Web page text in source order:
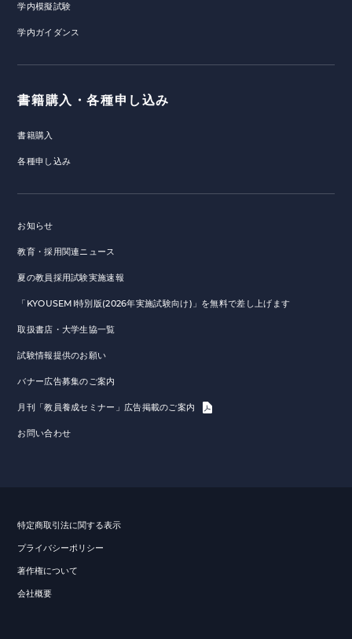
学内模擬試験
学内ガイダンス
書籍購入・各種申し込み
書籍購入
各種申し込み
お知らせ
教育・採用関連ニュース
夏の教員採用試験実施速報
「KYOUSEMI特別版(2026年実施試験向け)」を無料で差し上げます
取扱書店・大学生協一覧
試験情報提供のお願い
バナー広告募集のご案内
月刊「教員養成セミナー」広告掲載のご案内
お問い合わせ
特定商取引法に関する表示
プライバシーポリシー
著作権について
会社概要